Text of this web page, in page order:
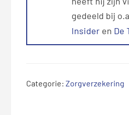
gedeeld bij
Insider en De
Categorie:Zorgverzekering